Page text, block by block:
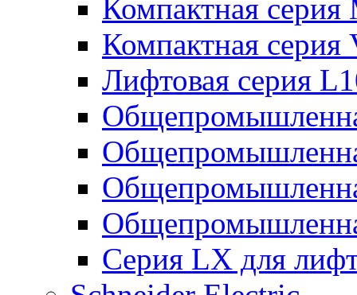
Компактная серия
Компактная серия
Лифтовая серия
Серия LX для